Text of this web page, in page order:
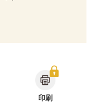
印刷